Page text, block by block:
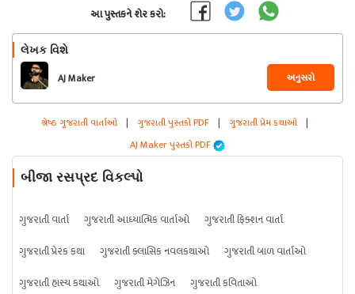
આ પુસ્તકને શેર કરો:
લેખક વિશે
AJ Maker અનુસરો
શ્રેષ્ઠ ગુજરાતી વાર્તાઓ | ગુજરાતી પુસ્તકો PDF | ગુજરાતી પ્રેમ કથાઓ |
AJ Maker પુસ્તકો PDF
બીજા રસપ્રદ વિકલ્પો
ગુજરાતી વાર્તા ગુજરાતી આધ્યાત્મિક વાર્તાઓ
ગુજરાતી ફિક્શન વાર્તા
ગુજરાતી પ્રેરક કથા
ગુજરાતી ક્લાસિક નવલકથાઓ
ગુજરાતી બાળ વાર્તાઓ
ગુજરાતી હાસ્ય કથાઓ
ગુજરાતી મેગેઝિન
ગુજરાતી કવિતાઓ